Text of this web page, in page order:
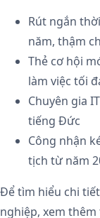
Rút ngắn
năm, thậm
Thẻ cơ hội
làm việc tối
Chuyên gia
tiếng Đức
Công nhận
tịch từ năm
Để tìm hiểu chi
nghiệp, xem